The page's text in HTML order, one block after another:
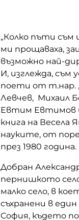
„Колко пъти
ми прощаваха,
възможно най-
И, изглежда, съм
поети от т.нар.
Левчев, Михаил
Евтим Евтимов
книга на Весела
науките, от
през 1980 година.
Добран
пернишкото село
малко село, в
съхранени в
София, където